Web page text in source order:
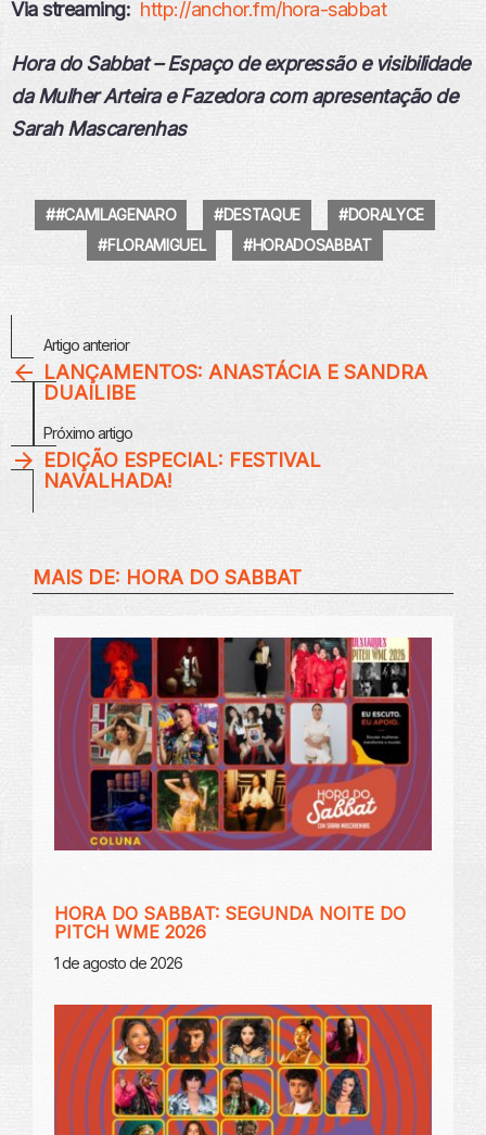
Via streaming: http://anchor.fm/hora-sabbat
Hora do Sabbat – Espaço de expressão e visibilidade
da Mulher Arteira e Fazedora com apresentação de
Sarah Mascarenhas
#CAMILAGENARO DESTAQUE
DORALYCE
FLORAMIGUEL
HORADOSABBAT
MaisArtigo anterior
LANÇAMENTOS: ANASTÁCIA E SANDRA
DUAILIBE
Próximo artigo
EDIÇÃO ESPECIAL: FESTIVAL
NAVALHADA!
MAIS DE: HORA DO SABBAT
HORA DO SABBAT: SEGUNDA NOITE DO
PITCH WME 2026
1 de agosto de 2026